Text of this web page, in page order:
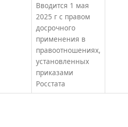
Вводится 1 мая
2025 г с правом
досрочного
применения в
правоотношениях,
установленных
приказами
Росстата